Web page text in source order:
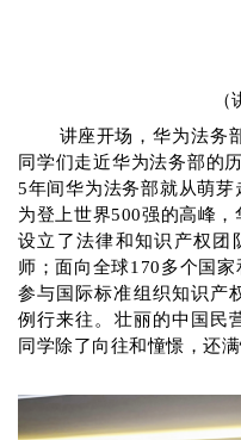
（
讲座开场， 华为法务
同学们走近华为法务部的
5年间华为法务部就从萌芽
为登上世界500强的高峰，
设立了法律和知识产权团
师；面向全球170多个国家
参与国际标准组织知识产
例行来往。 壮丽的中国民
同学除了向往和憧憬，还